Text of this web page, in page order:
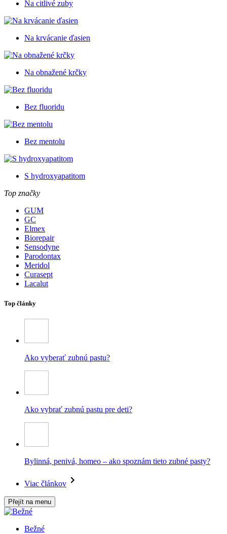
Na citlivé zuby
Na krvácanie ďasien
Na obnažené krčky
Bez fluoridu
Bez mentolu
S hydroxyapatitom
Top značky
GUM
GC
Elmex
Biorepair
Sensodyne
Parodontax
Meridol
Curasept
Lacalut
Top články
Ako vyberať zubnú pastu?
Ako vybrať zubnú pastu pre deti?
Bylinná, penivá, homeo – ako spoznám tieto zubné pasty?
Viac článkov
Přejít na menu
Bežné